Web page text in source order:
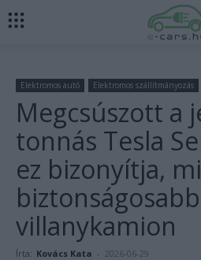
Elektromos autó Elektromos szállítmányozás
Megcsúszott a
tonnás Tesla
ez bizonyítja,
villanykamion
Írta: Kovács Kata - 2026-06-29